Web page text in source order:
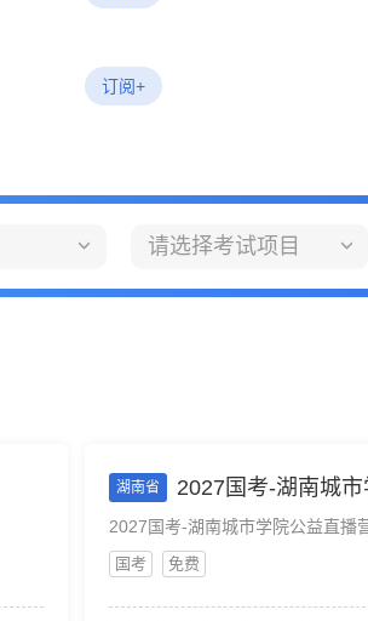
订阅+
请选择考试项目
湖南省 2027国考-湖南城市学院公益直播
2027国考-湖南城市学院公益直播
国考 免费